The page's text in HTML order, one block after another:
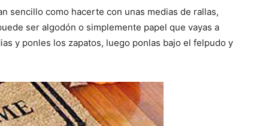
sencillo como hacerte con unas medias de rallas,
ser algodón o simplemente papel que vayas a
y ponles los zapatos, luego ponlas bajo el felpudo y